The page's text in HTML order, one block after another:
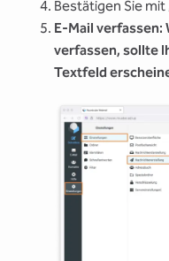
Bestätigen Sie mit
E-Mail verfassen:
verfassen, sollte
Textfeld